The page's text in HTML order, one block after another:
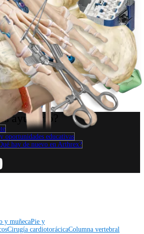
ayudarlo?
oportunidades educativas
hay de nuevo en Arthrex?
y muñecaPie y
Cirugía cardiotorácicaColumna vertebral